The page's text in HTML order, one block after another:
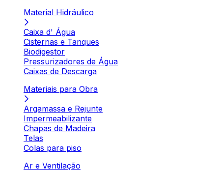
Material Hidráulico
Caixa d' Água
Cisternas e Tanques
Biodigestor
Pressurizadores de Água
Caixas de Descarga
Materiais para Obra
Argamassa e Rejunte
Impermeabilizante
Chapas de Madeira
Telas
Colas para piso
Ar e Ventilação